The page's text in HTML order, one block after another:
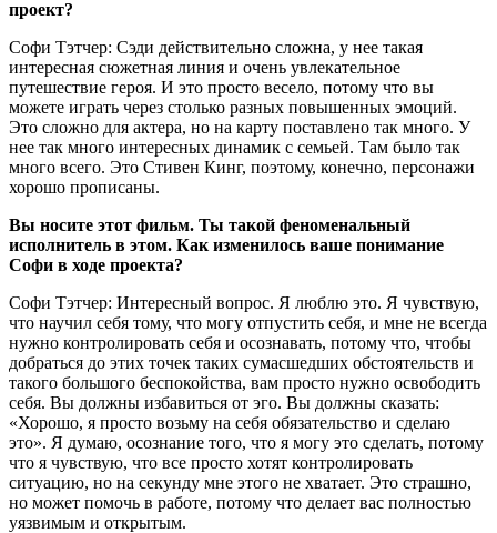
проект?
Софи Тэтчер: Сэди действительно сложна, у нее такая
интересная сюжетная линия и очень увлекательное
путешествие героя. И это просто весело, потому что вы
можете играть через столько разных повышенных эмоций.
Это сложно для актера, но на карту поставлено так много. У
нее так много интересных динамик с семьей. Там было так
много всего. Это Стивен Кинг, поэтому, конечно, персонажи
хорошо прописаны.
Вы носите этот фильм. Ты такой феноменальный
исполнитель в этом. Как изменилось ваше понимание
Софи в ходе проекта?
Софи Тэтчер: Интересный вопрос. Я люблю это. Я чувствую,
что научил себя тому, что могу отпустить себя, и мне не всегда
нужно контролировать себя и осознавать, потому что, чтобы
добраться до этих точек таких сумасшедших обстоятельств и
такого большого беспокойства, вам просто нужно освободить
себя. Вы должны избавиться от эго. Вы должны сказать:
«Хорошо, я просто возьму на себя обязательство и сделаю
это». Я думаю, осознание того, что я могу это сделать, потому
что я чувствую, что все просто хотят контролировать
ситуацию, но на секунду мне этого не хватает. Это страшно,
но может помочь в работе, потому что делает вас полностью
уязвимым и открытым.